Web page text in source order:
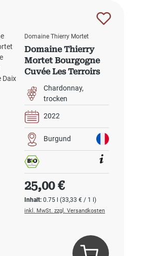
Domaine Thierry Mortet
Domaine Thierry
Mortet Bourgogne
Cuvée Les Terroirs
Chardonnay
trocken
2022
Burgund
Inhalt:0.75 l(33,33 € / 1 l)
Regulärer Preis:
25,00 €
inkl. MwSt. zzgl. Versandkosten